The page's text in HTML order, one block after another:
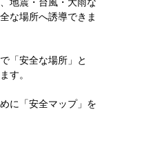
地震・台風・大雨な
な場所へ誘導できま
「安全な場所」と
す。
に「安全マップ」を